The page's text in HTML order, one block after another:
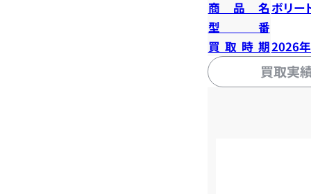
商品名ボリー
型番
買取時期2026
買取実